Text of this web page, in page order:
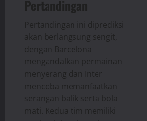
Pertandingan
Pertandingan ini diprediksi
akan berlangsung sengit,
dengan Barcelona
mengandalkan permainan
menyerang dan Inter
mencoba memanfaatkan
serangan balik serta bola
mati. Kedua tim memiliki